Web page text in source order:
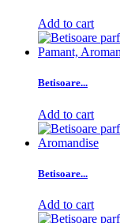
Add to cart
Betisoare...
Add to cart
Betisoare...
Add to cart